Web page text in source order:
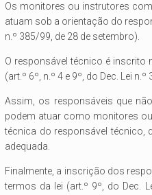
Os monitores ou instrutores
atuam sob a orientação do
n.º 385/99, de 28 de setembro).
O responsável técnico é inscrito
(art.º 6º, n.º 4 e 9º, do Dec. Lei
Assim, os responsáveis que
podem atuar como monitores
técnica do responsável técnico,
adequada.
Finalmente, a inscrição dos
termos da lei (art.º 9º, do Dec.